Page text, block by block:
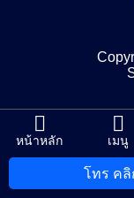
หน้าหลัก เมนู
โทร คลิ